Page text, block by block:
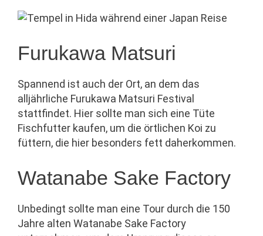
Furukawa Matsuri
Spannend ist auch der Ort, an dem das
alljährliche Furukawa Matsuri Festival
stattfindet. Hier sollte man sich eine Tüte
Fischfutter kaufen, um die örtlichen Koi zu
füttern, die hier besonders fett daherkommen.
Watanabe Sake Factory
Unbedingt sollte man eine Tour durch die 150
Jahre alten Watanabe Sake Factory